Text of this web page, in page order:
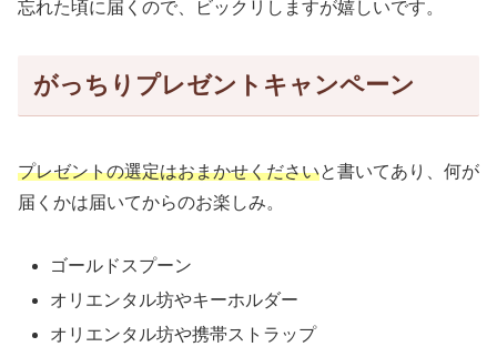
忘れた頃に届くので、ビックリしますが嬉しいです。
がっちりプレゼントキャンペーン
プレゼントの選定はおまかせくださいと書いてあり、何が
届くかは届いてからのお楽しみ。
ゴールドスプーン
オリエンタル坊やキーホルダー
オリエンタル坊や携帯ストラップ